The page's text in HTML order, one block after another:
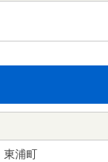
東浦町